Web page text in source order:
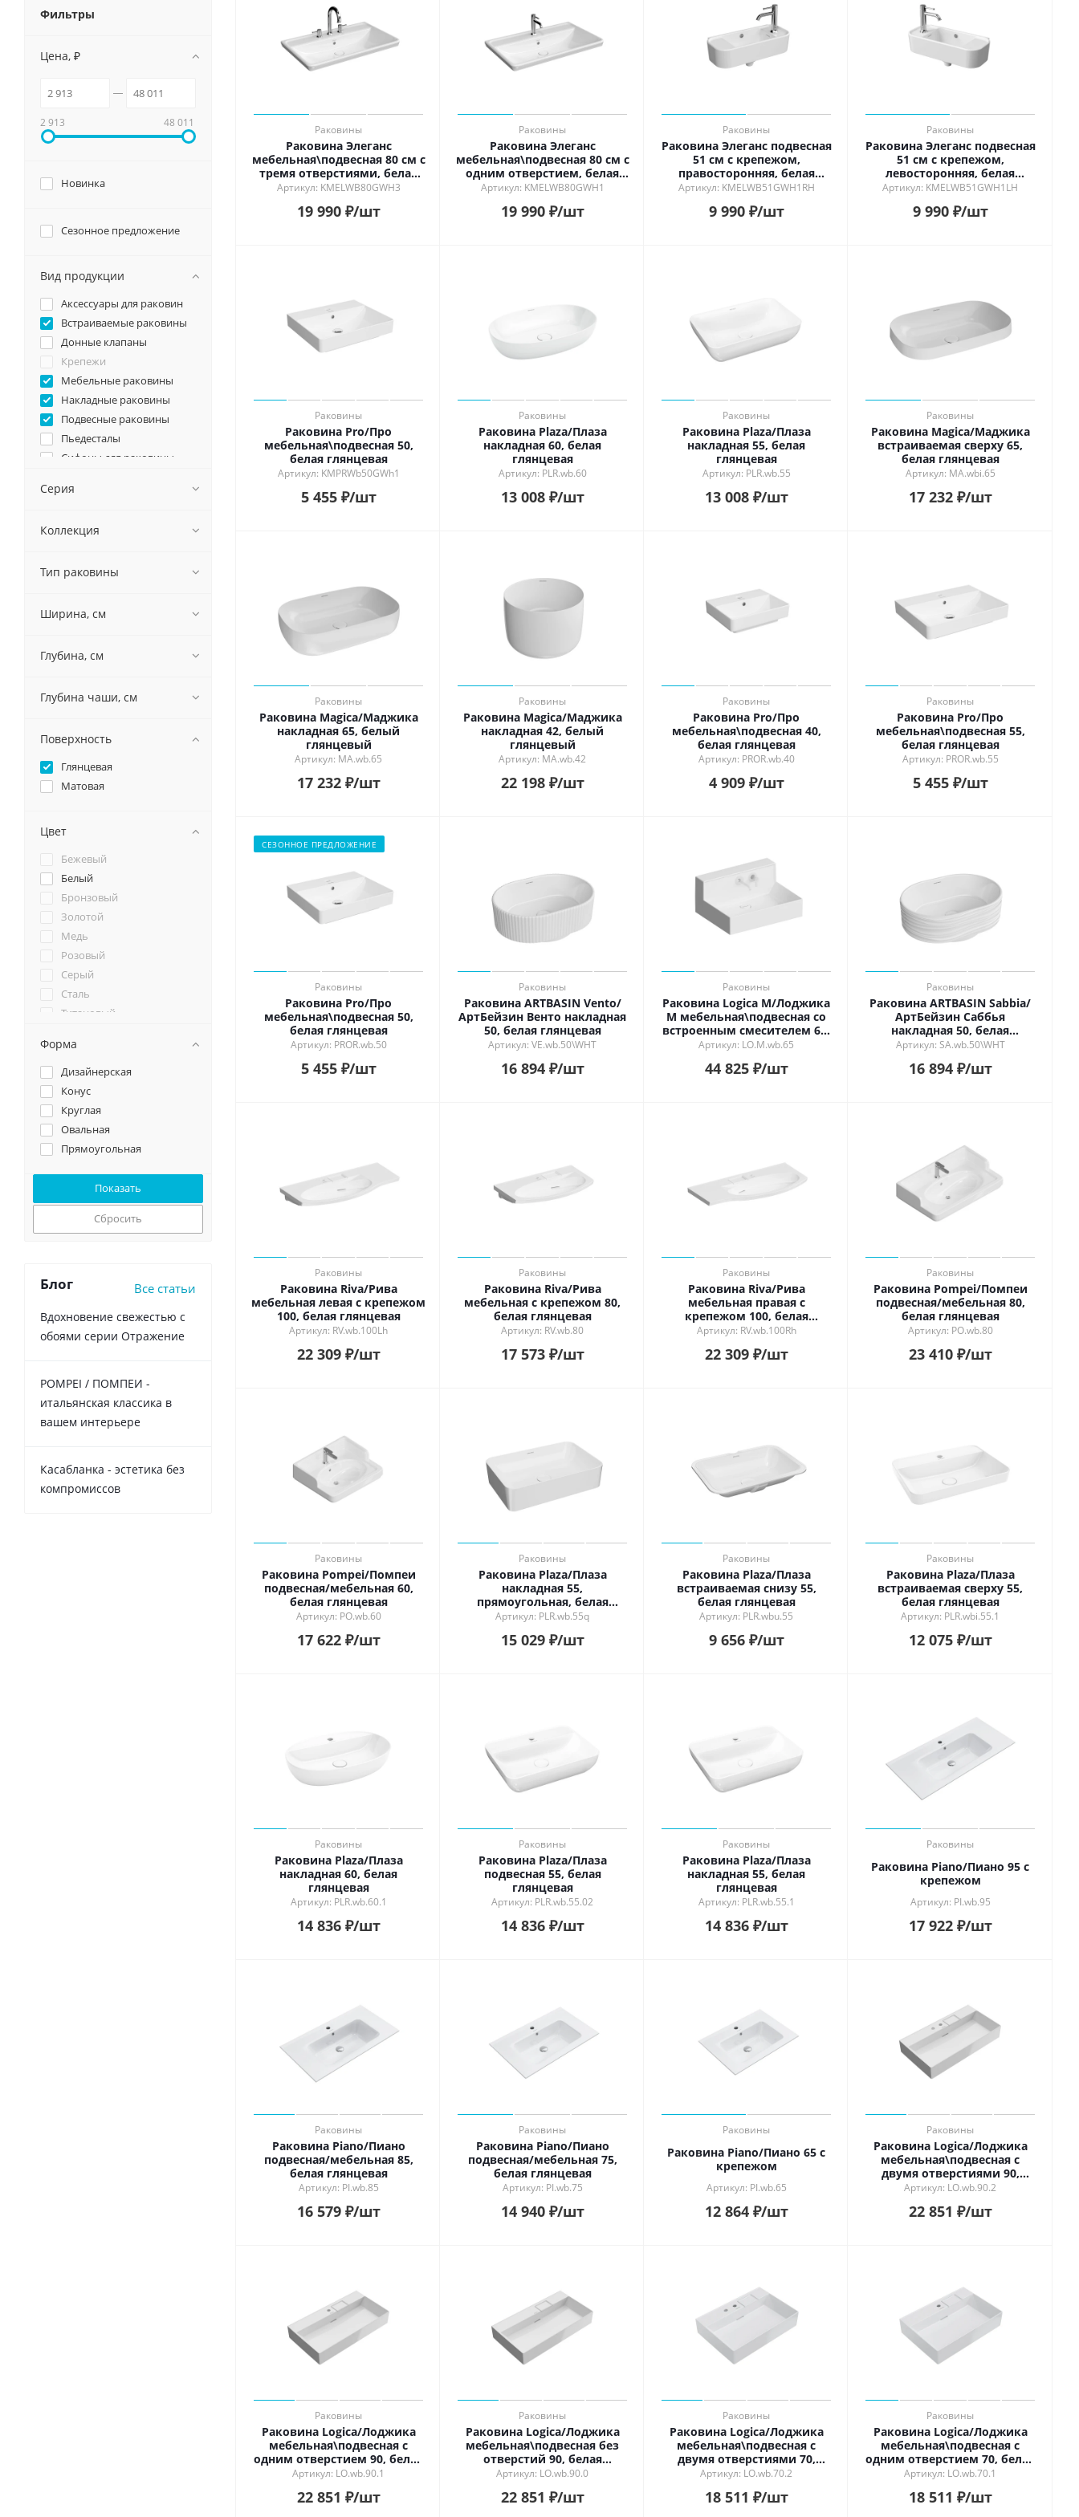
Смотреть в интерьере
Особенности
Матовый
Глянцевый
Душевые системы и ограждения
Унитазы и аксессуары
Подвесные зеркала для ванной
Мебель для ванной Раковины
Раковина Элеганс
мебельная\подвесная 80 см с
тремя отверстиями, белая
глянцевая
Артикул: KMELWB80GWH3
19 990₽/шт
Раковины
Раковина Элеганс
мебельная\подвесная 80 см с
одним отверстием, белая
глянцевая
Артикул: KMELWB80GWH1
19 990₽/шт
Раковины
Раковина Элеганс подвесная
51 см с крепежом,
правосторонняя, белая
глянцевая
Артикул: KMELWB51GWH1RH
9 990₽/шт
Раковины
Раковина Элеганс подвесная
51 см с крепежом,
левосторонняя, белая
глянцевая
Артикул: KMELWB51GWH1LH
9 990₽/шт
Раковины
Раковина Pro/Про
мебельная\подвесная 50,
белая глянцевая
Артикул: KMPRWb50GWh1
5 455₽/шт
Раковины
Раковина Plaza/Плаза
накладная 60, белая
глянцевая
Артикул: PLR.wb.60
13 008₽/шт
Раковины
Раковина Plaza/Плаза
накладная 55, белая
глянцевая
Артикул: PLR.wb.55
13 008₽/шт
Раковины
Раковина Magica/Маджика
встраиваемая сверху 65,
белая глянцевая
Артикул: MA.wbi.65
17 232₽/шт
Раковины
Раковина Magica/Маджика
накладная 65, белый
глянцевый
Артикул: MA.wb.65
17 232₽/шт
Раковины
Раковина Magica/Маджика
накладная 42, белый
глянцевый
Артикул: MA.wb.42
22 198₽/шт
Раковины
Раковина Pro/Про
мебельная\подвесная 40,
белая глянцевая
Артикул: PROR.wb.40
4 909₽/шт
Раковины
Раковина Pro/Про
мебельная\подвесная 55,
белая глянцевая
Артикул: PROR.wb.55
5 455₽/шт
СЕЗОННОЕ ПРЕДЛОЖЕНИЕ
Раковины
Раковина Pro/Про
мебельная\подвесная 50,
белая глянцевая
Артикул: PROR.wb.50
5 455₽/шт
Раковины
Раковина ARTBASIN Vento/
АртБейзин Венто накладная
50, белая глянцевая
Артикул: VE.wb.50\WHT
16 894₽/шт
Раковины
Раковина Logica M/Лоджика
М мебельная\подвесная cо
встроенным смесителем 65,
белая глянцевая
Артикул: LO.M.wb.65
44 825₽/шт
Раковины
Раковина ARTBASIN Sabbia/
АртБейзин Саббья
накладная 50, белая
глянцевая
Артикул: SA.wb.50\WHT
16 894₽/шт
Раковины
Раковина Riva/Рива
мебельная левая с крепежом
100, белая глянцевая
Артикул: RV.wb.100Lh
22 309₽/шт
Раковины
Раковина Riva/Рива
мебельная с крепежом 80,
белая глянцевая
Артикул: RV.wb.80
17 573₽/шт
Раковины
Раковина Riva/Рива
мебельная правая с
крепежом 100, белая
глянцевая
Артикул: RV.wb.100Rh
22 309₽/шт
Раковины
Раковина Pompei/Помпеи
подвесная/мебельная 80,
белая глянцевая
Артикул: PO.wb.80
23 410₽/шт
Раковины
Раковина Pompei/Помпеи
подвесная/мебельная 60,
белая глянцевая
Артикул: PO.wb.60
17 622₽/шт
Раковины
Раковина Plaza/Плаза
накладная 55,
прямоугольная, белая
глянцевая
Артикул: PLR.wb.55q
15 029₽/шт
Раковины
Раковина Plaza/Плаза
встраиваемая снизу 55,
белая глянцевая
Артикул: PLR.wbu.55
9 656₽/шт
Раковины
Раковина Plaza/Плаза
встраиваемая сверху 55,
белая глянцевая
Артикул: PLR.wbi.55.1
12 075₽/шт
Раковины
Раковина Plaza/Плаза
накладная 60, белая
глянцевая
Артикул: PLR.wb.60.1
14 836₽/шт
Раковины
Раковина Plaza/Плаза
подвесная 55, белая
глянцевая
Артикул: PLR.wb.55.02
14 836₽/шт
Раковины
Раковина Plaza/Плаза
накладная 55, белая
глянцевая
Артикул: PLR.wb.55.1
14 836₽/шт
Раковины
Раковина Piano/Пиано 95 с
крепежом
Артикул: PI.wb.95
17 922₽/шт
Раковины
Раковина Piano/Пиано
подвесная/мебельная 85,
белая глянцевая
Артикул: PI.wb.85
16 579₽/шт
Раковины
Раковина Piano/Пиано
подвесная/мебельная 75,
белая глянцевая
Артикул: PI.wb.75
14 940₽/шт
Раковины
Раковина Piano/Пиано 65 с
крепежом
Артикул: PI.wb.65
12 864₽/шт
Раковины
Раковина Logica/Лоджика
мебельная\подвесная с
двумя отверстиями 90,
белая глянцевая
Артикул: LO.wb.90.2
22 851 ₽/шт
Раковины
Раковина Logica/Лоджика
мебельная\подвесная с
одним отверстием 90, белая
глянцевая
Артикул: LO.wb.90.1
22 851 ₽/шт
Раковины
Раковина Logica/Лоджика
мебельная\подвесная без
отверстий 90, белая
глянцевая
Артикул: LO.wb.90.0
22 851 ₽/шт
Раковины
Раковина Logica/Лоджика
мебельная\подвесная с
двумя отверстиями 70,
белая глянцевая
Артикул: LO.wb.70.2
18 511 ₽/шт
Раковины
Раковина Logica/Лоджика
мебельная\подвесная с
одним отверстием 70, белая
глянцевая
Артикул: LO.wb.70.1
18 511 ₽/шт
Фильтры
Цена, ₽
2 913 48 011
Новинка
Сезонное предложение
Вид продукции
Аксессуары для раковин
Встраиваемые раковины
Донные клапаны
Крепежи
Мебельные раковины
Накладные раковины
Подвесные раковины
Пьедесталы
Сифоны для раковины
Серия
Коллекция
Тип раковины
Ширина, см
Глубина, см
Глубина чаши, см
Поверхность
Глянцевая
Матовая
Цвет
Бежевый
Белый
Бронзовый
Золотой
Медь
Розовый
Серый
Сталь
Титановый
Черный
Форма
Дизайнерская
Конус
Круглая
Овальная
Прямоугольная
Сбросить
Блог Все статьи
Вдохновение свежестью с
обоями серии Отражение
POMPEI / ПОМПЕИ -
итальянская классика в
вашем интерьере
Касабланка - эстетика без
компромиссов